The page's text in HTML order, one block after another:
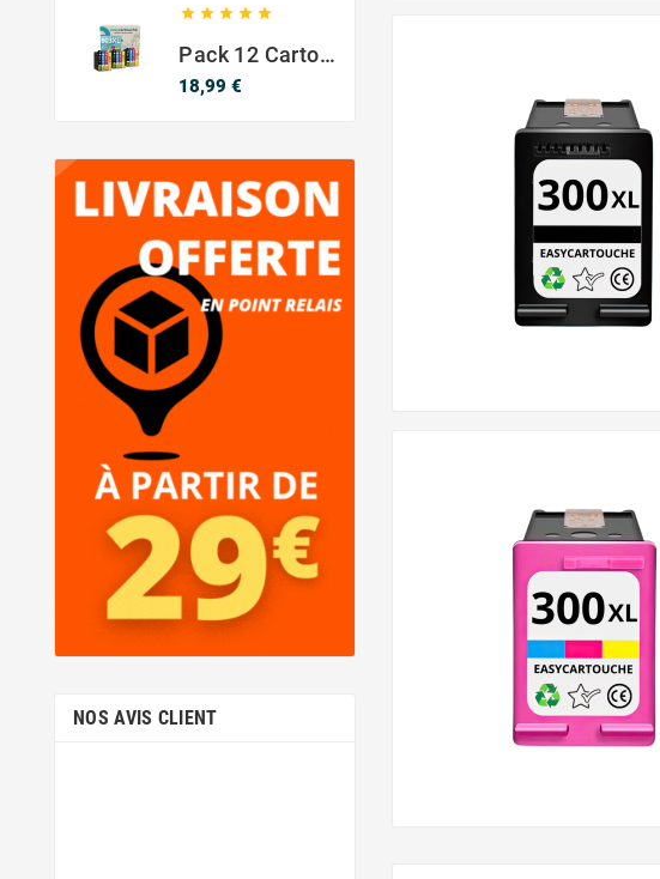
    
Pack 12 Cartouches Compatible EPSON 603XL
18,99 €
NOS AVIS CLIENT